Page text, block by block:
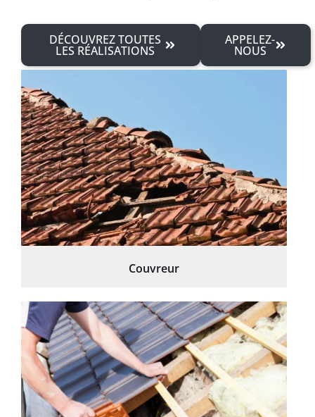
DÉCOUVREZ TOUTES
LES RÉALISATIONS
APPELEZ-
NOUS
Couvreur